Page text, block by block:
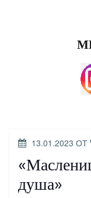
13.01.2023 ОТ
душа»